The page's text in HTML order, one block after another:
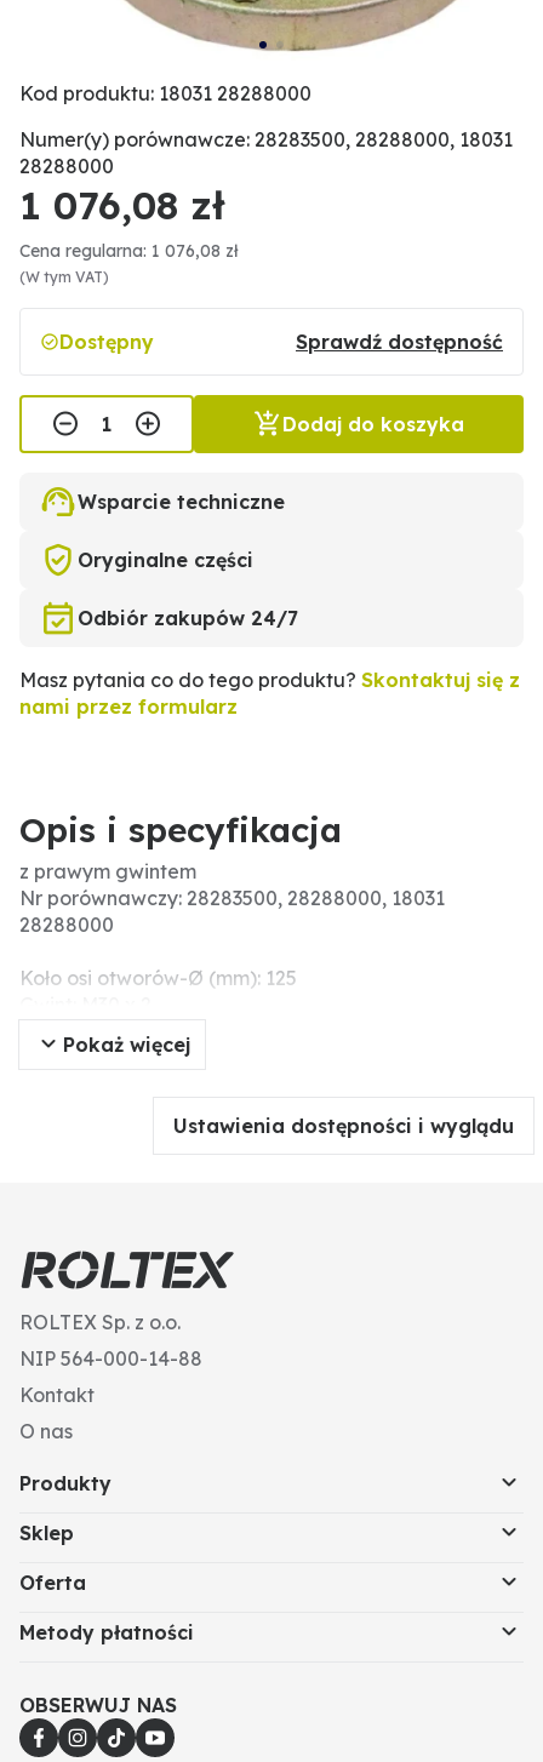
Kod produktu: 18031 28288000
Numer(y) porównawcze: 28283500, 28288000, 18031
28288000
1 076,08 zł
Cena regularna: 1 076,08 zł
(W tym VAT)
Dostępny Sprawdź dostępność
Dodaj do koszyka
Wsparcie techniczne
Oryginalne części
Odbiór zakupów 24/7
Masz pytania co do tego produktu? Skontaktuj się z
nami przez formularz
Opis i specyfikacja
z prawym gwintem
Nr porównawczy: 28283500, 28288000, 18031
28288000
Koło osi otworów-Ø (mm): 125
H (mm): 85
Ø zew. (mm): 146
Przyłącze koła (mm): 6 x M12
Pokaż więcej
Ustawienia dostępności i wyglądu
ROLTEX Sp. z o.o.
NIP 564-000-14-88
Kontakt
O nas
Produkty
Sklep
Oferta
Metody płatności
OBSERWUJ NAS